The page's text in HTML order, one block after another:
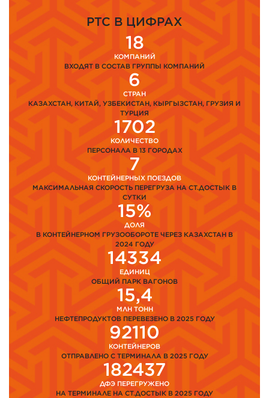
PTC В ЦИФРАХ
18
КОМПАНИЙ
ВХОДЯТ В СОСТАВ ГРУППЫ КОМПАНИЙ
6
СТРАН
КАЗАХСТАН, КИТАЙ, УЗБЕКИСТАН, КЫРГЫЗСТАН, ГРУЗИЯ И
ТУРЦИЯ
1702
КОЛИЧЕСТВО
ПЕРСОНАЛА В 13 ГОРОДАХ
7
КОНТЕЙНЕРНЫХ ПОЕЗДОВ
МАКСИМАЛЬНАЯ СКОРОСТЬ ПЕРЕГРУЗА НА СТ.ДОСТЫК В
СУТКИ
15%
ДОЛЯ
В КОНТЕЙНЕРНОМ ГРУЗООБОРОТЕ ЧЕРЕЗ КАЗАХСТАН В
2024 ГОДУ
14334
ЕДИНИЦ
ОБЩИЙ ПАРК ВАГОНОВ
15,4
МЛН ТОНН
НЕФТЕПРОДУКТОВ ПЕРЕВЕЗЕНО В 2025 ГОДУ
92110
КОНТЕЙНЕРОВ
ОТПРАВЛЕНО С ТЕРМИНАЛА В 2025 ГОДУ
182437
ДФЭ ПЕРЕГРУЖЕНО
НА ТЕРМИНАЛЕ НА СТ.ДОСТЫК В 2025 ГОДУ